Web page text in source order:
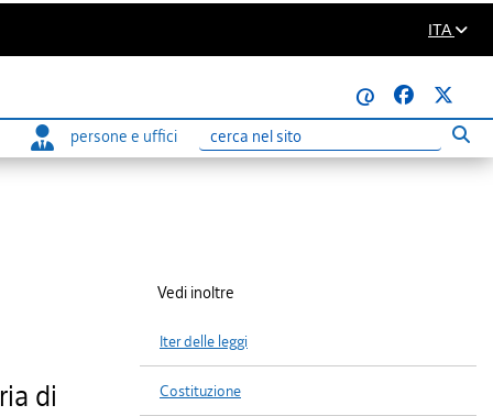
ITA
@
persone e uffici
Ricerca
di
Vedi inoltre
Iter delle leggi
Costituzione